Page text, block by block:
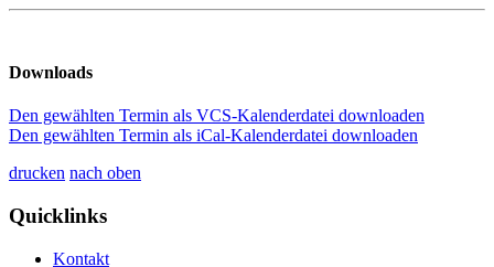
Downloads
Den gewählten Termin als VCS-Kalenderdatei downloaden
Den gewählten Termin als iCal-Kalenderdatei downloaden
drucken nach oben
Quicklinks
Kontakt